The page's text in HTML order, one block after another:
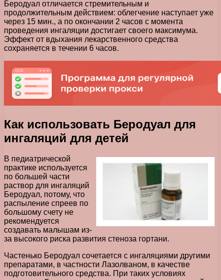
Беродуал отличается стремительным и
продолжительным действием: облегчение наступает уже
через 15 мин., а по окончании 2 часов с момента
проведения ингаляции достигает своего максимума.
Эффект от вдыхания лекарственного средства
сохраняется в течении 6 часов.
Как использовать Беродуал для
ингаляций для детей
В педиатрической
практике используется
по большей части
раствор для ингаляций
Беродуал, потому, что
распыление спреев по
большому счету не
рекомендуется
создавать малышам из-
за высокого риска развития стеноза гортани.
Частенько Беродуал сочетается с ингаляциями другими
препаратами, в частности Лазолваном, в качестве
подготовительного средства. При таких условиях